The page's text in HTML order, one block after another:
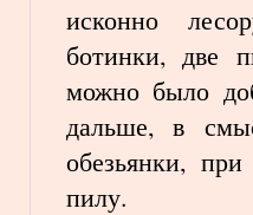
исконно
ботинки, две
можно было
дальше, в
обезьянки,
пилу.